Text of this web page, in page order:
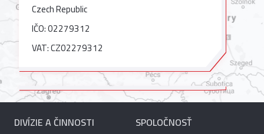
Czech Republic
IČO: 02279312
VAT: CZ02279312
DIVÍZIE A ČINNOSTI
SPOLOČNOSŤ